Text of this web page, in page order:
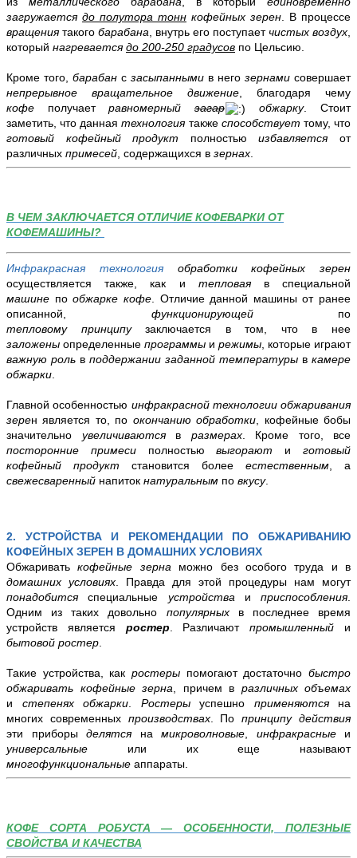
загружается до полутора тонн кофейных зерен . В процессе
вращениятакого барабана , внутрь его поступает чистых воздух
который нагреваетсядо 200-250 градусов по Цельсию.
Кроме того, барабан с засыпанными в него зернами совершает
непрерывное вращательное движение , благодаря чему
кофе получаетравномерныйзагар обжарку. Стоит
заметить, что даннаятехнология также способствует тому, что
готовый кофейный продукт полностьюизбавляетсяот
различных примесей , содержащихся в зернах
В ЧЕМ ЗАКЛЮЧАЕТСЯ ОТЛИЧИЕ КОФЕВАРКИ ОТ
КОФЕМАШИНЫ?
Инфракрасная технологияобработки кофейных зерен
осуществляется также, как и тепловая в специальной
машине пообжарке кофе. Отличие данной машины от ранее
описанной, функционирующей по
тепловому принципузаключается в том, что в нее
заложены определенные программы и режимы , которые играют
важную роль в поддержании заданной температуры в камере
обжарки
Главной особенностью инфракрасной технологии обжаривания
зерен является то, по окончанию обработки , кофейные бобы
значительно увеличиваются в размерах. Кроме того, все
посторонние примеси полностьювыгорают иготовый
кофейный продукт становится более естественным , а
свежесваренный напиток натуральным по вкусу.
2. УСТРОЙСТВА И РЕКОМЕНДАЦИИ ПО ОБЖАРИВАНИЮ
КОФЕЙНЫХ ЗЕРЕН В ДОМАШНИХ УСЛОВИЯХ
Обжариватькофейные зерна можно без особого труда и в
домашних условиях . Правда для этой процедуры нам могут
понадобитсяспециальные устройства и приспособления.
Одним из таких довольно популярных в последнее время
устройств является ростер . Различаютпромышленный и
бытовой ростер
Такие устройства, как ростеры помогают достаточнобыстро
обжаривать кофейные зерна , причем в различных объемах
и степенях обжарки Ростеры успешно применяются на
многих современных производствах. Попринципу действия
эти приборы делятся на микроволновые инфракрасные и
универсальные или их еще называют
многофункциональные аппараты.
КОФЕ СОРТА РОБУСТА — ОСОБЕННОСТИ, ПОЛЕЗНЫЕ
СВОЙСТВА И КАЧЕСТВА